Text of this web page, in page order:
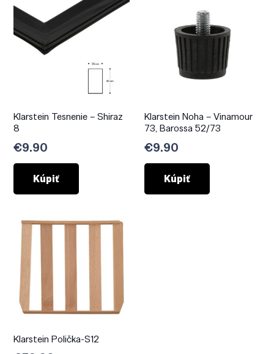
Klarstein Tesnenie – Shiraz
8
€9.90
Kúpiť
Klarstein Noha – Vinamour
73, Barossa 52/73
€9.90
Kúpiť
Klarstein Polička-S12